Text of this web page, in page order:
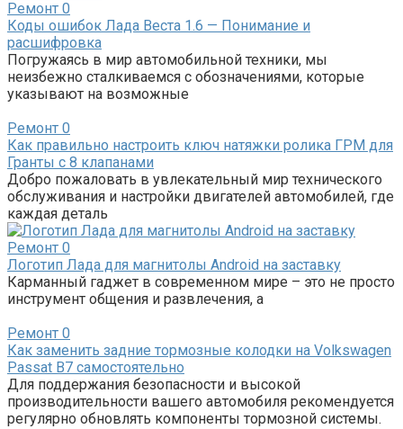
Ремонт 0
Коды ошибок Лада Веста 1.6 — Понимание и
расшифровка
Погружаясь в мир автомобильной техники, мы
неизбежно сталкиваемся с обозначениями, которые
указывают на возможные
Ремонт 0
Как правильно настроить ключ натяжки ролика ГРМ для
Гранты с 8 клапанами
Добро пожаловать в увлекательный мир технического
обслуживания и настройки двигателей автомобилей, где
каждая деталь
Ремонт 0
Логотип Лада для магнитолы Android на заставку
Карманный гаджет в современном мире – это не просто
инструмент общения и развлечения, а
Ремонт 0
Как заменить задние тормозные колодки на Volkswagen
Passat B7 самостоятельно
Для поддержания безопасности и высокой
производительности вашего автомобиля рекомендуется
регулярно обновлять компоненты тормозной системы.